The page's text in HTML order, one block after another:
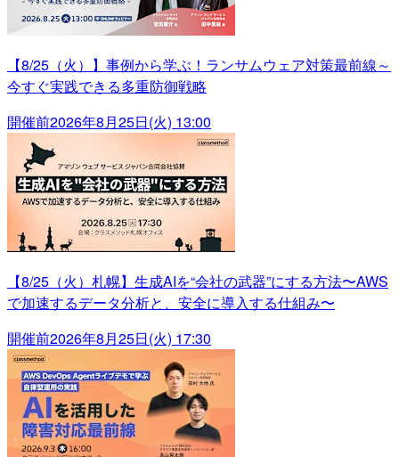
【8/25（火）】事例から学ぶ！ランサムウェア対策最前線～
今すぐ実践できる多重防御戦略
開催前2026年8月25日(火) 13:00
【8/25（火）札幌】生成AIを“会社の武器”にする方法〜AWS
で加速するデータ分析と、安全に導入する仕組み〜
開催前2026年8月25日(火) 17:30